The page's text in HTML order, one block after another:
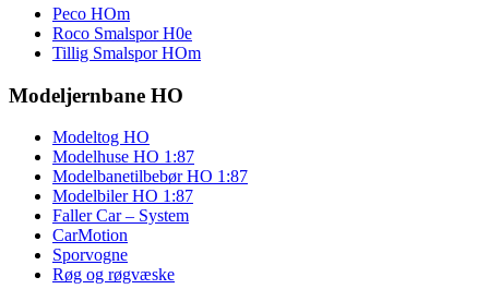
Peco HOm
Roco Smalspor H0e
Tillig Smalspor HOm
Modeljernbane HO
Modeltog HO
Modelhuse HO 1:87
Modelbanetilbebør HO 1:87
Modelbiler HO 1:87
Faller Car – System
CarMotion
Sporvogne
Røg og røgvæske